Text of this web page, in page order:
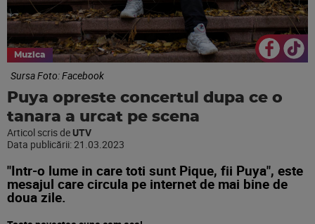
Muzica
Sursa Foto: Facebook
Puya opreste concertul dupa ce o
tanara a urcat pe scena
Articol scris de UTV
Data publicării:21.03.2023
"Intr-o lume in care toti sunt Pique, fii Puya", este
mesajul care circula pe internet de mai bine de
doua zile.